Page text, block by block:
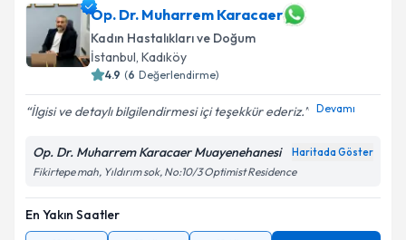
Op. Dr. Muharrem Karacaer
Kadın Hastalıkları ve Doğum
İstanbul, Kadıköy
4.9 (6 Değerlendirme)
İlgisi ve detaylı bilgilendirmesi içi teşekkür ederiz. Devamı
Op. Dr. Muharrem Karacaer Muayenehanesi Haritada Göster
Fikirtepe mah, Yıldırım sok, No:10/3 Optimist Residence
En Yakın Saatler